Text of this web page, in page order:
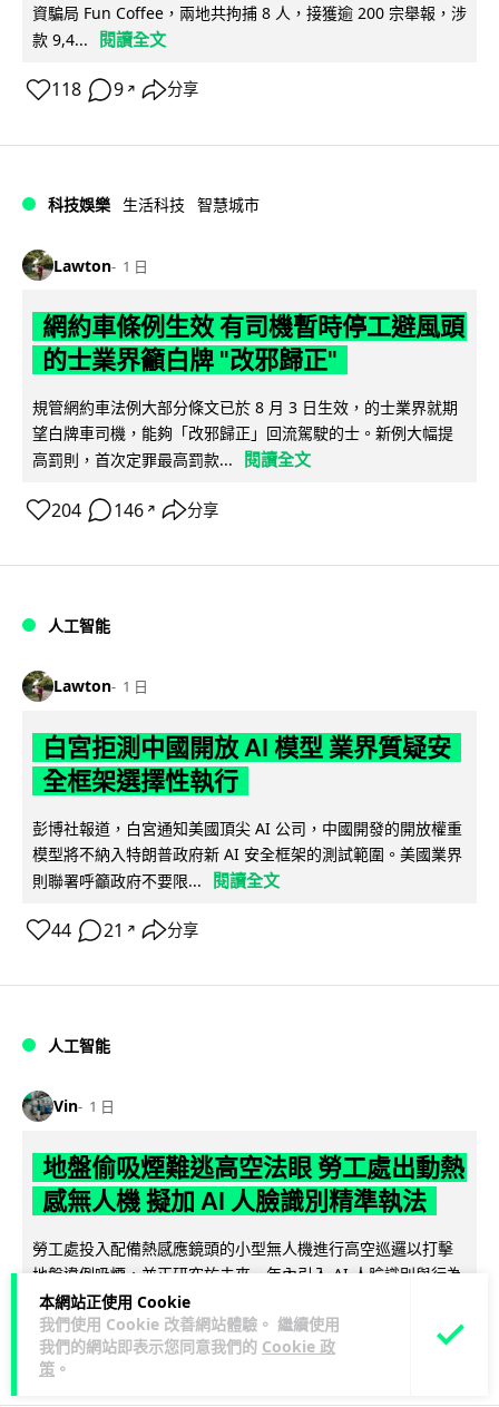
本網站正使用 Cookie
我們使用 Cookie 改善網站體驗。 繼續使用
我們的網站即表示您同意我們的 Cookie 政
策 。
資騙局 Fun Coffee，兩地共拘捕 8 人，接獲逾 200 宗舉報，涉
款 9,4...
閱讀全文
118 9 ↗ 分享
科技娛樂 生活科技 智慧城市
Lawton 1 日
網約車條例生效 有司機暫時停工避風頭
的士業界籲白牌 "改邪歸正"
規管網約車法例大部分條文已於 8 月 3 日生效，的士業界就期
望白牌車司機，能夠「改邪歸正」回流駕駛的士。新例大幅提
高罰則，首次定罪最高罰款...
閱讀全文
204 146 ↗ 分享
人工智能
Lawton 1 日
白宮拒測中國開放 AI 模型 業界質疑安
全框架選擇性執行
彭博社報道，白宮通知美國頂尖 AI 公司，中國開發的開放權重
模型將不納入特朗普政府新 AI 安全框架的測試範圍。美國業界
則聯署呼籲政府不要限...
閱讀全文
44 21 ↗ 分享
人工智能
Vin 1 日
地盤偷吸煙難逃高空法眼 勞工處出動熱
感無人機 擬加 AI 人臉識別精準執法
勞工處投入配備熱感應鏡頭的小型無人機進行高空巡邏以打擊
地盤違例吸煙，並正研究於未來一年內引入 AI 人臉識別與行為
分析功能，結合三大技術進一...
246 55 ↗ 分享